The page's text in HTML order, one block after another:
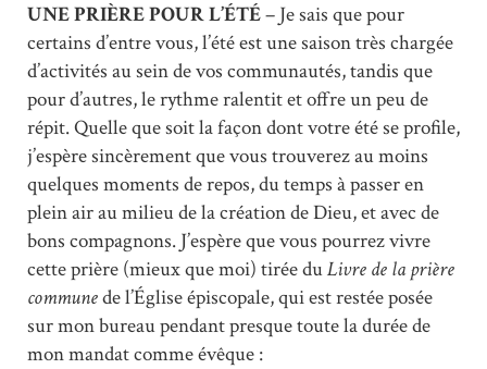
UNE PRIÈRE POUR L’ÉTÉ– Je sais que pour
certains d’entre vous, l’été est une saison très chargée
d’activités au sein de vos communautés, tandis que
pour d’autres, le rythme ralentit et offre un peu de
répit. Quelle que soit la façon dont votre été se profile,
j’espère sincèrement que vous trouverez au moins
quelques moments de repos, du temps à passer en
plein air au milieu de la création de Dieu, et avec de
bons compagnons. J’espère que vous pourrez vivre
cette prière (mieux que moi) tirée duLivre de la prière
communede l’Église épiscopale, qui est restée posée
sur mon bureau pendant presque toute la durée de
mon mandat comme évêque :